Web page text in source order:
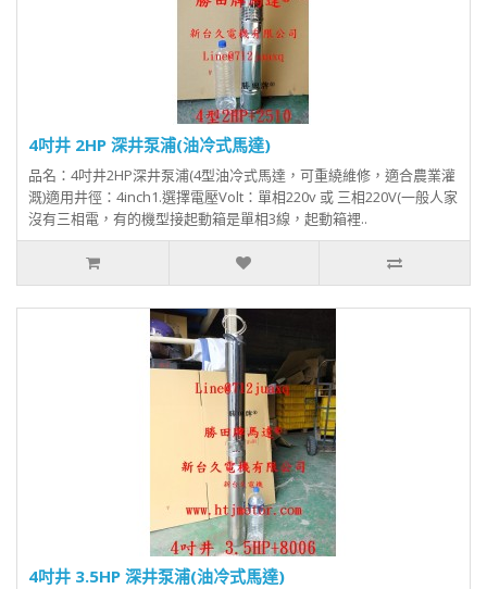
4吋井 2HP 深井泵浦(油冷式馬達)
品名：4吋井2HP深井泵浦(4型油冷式馬達，可重繞維修，適合農業灌
溉)適用井徑：4inch1.選擇電壓Volt：單相220v 或 三相220V(一般人家
沒有三相電，有的機型接起動箱是單相3線，起動箱裡..
4吋井 3.5HP 深井泵浦(油冷式馬達)